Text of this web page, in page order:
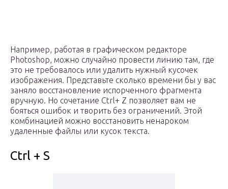
Например, работая в графическом редакторе
Photoshop, можно случайно провести линию там, где
это не требовалось или удалить нужный кусочек
изображения. Представьте сколько времени бы у вас
заняло восстановление испорченного фрагмента
вручную. Но сочетание Ctrl+ Z позволяет вам не
бояться ошибок и творить без ограничений. Этой
комбинацией можно восстановить ненароком
удаленные файлы или кусок текста.
Ctrl + S